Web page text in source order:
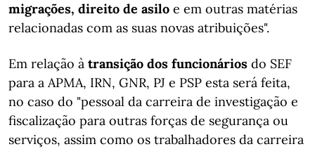
migrações, direito de asilo e em outras matérias
relacionadas com as suas novas atribuições".
Em relação à transição dos funcionários do SEF
para a APMA, IRN, GNR, PJ e PSP esta será feita,
no caso do "pessoal da carreira de investigação e
fiscalização para outras forças de segurança ou
serviços, assim como os trabalhadores da carreira